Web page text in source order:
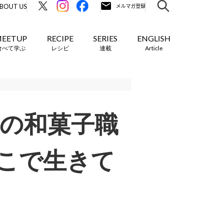
US
べて学ぶ
RECIPE
レシピ
SERIES
連載
ENGLISH
Article
和菓子職
で生きて